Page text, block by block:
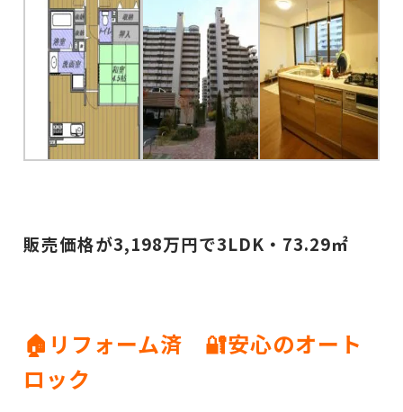
販売価格が3,198万円で3LDK・73.29㎡
🏠リフォーム済 🔐安心のオート
ロック